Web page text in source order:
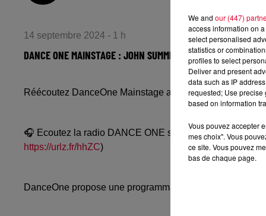
14 septembre 2024 - 1 h
DANCE ONE MAINSTAGE : JOHN SUMMIT
Réécoutez DanceOne Mainstage avec John Summit du
🎧 Ecoutez la radio DANCE ONE sur www.danceone.fr
https://urlz.fr/hhZC)
DanceOne propose une programmation dance, EDM,
We and our (447)
access information on
select personalised
statistics or
profiles to select
Deliver and present
data such as IP
requested; Use precise
based on information
Vous pouvez accepter
mes choix". Vous
ce site. Vous pouvez
bas de chaque page.